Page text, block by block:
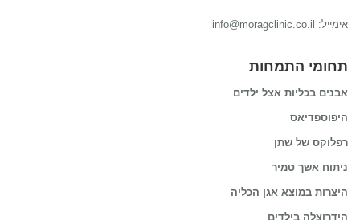
אימייל: info@moragclinic.co.il
תחומי התמחות
אבנים בכליות אצל ילדים
היפוספדיאס
רפלוקס של שתן
ניתוח אשך טמיר
היצרות במוצא אגן הכליה
הידרוצלה בילדים